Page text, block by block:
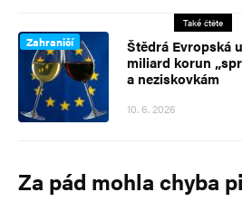
Také čtěte
Zahraničí
Štědrá Evropská
miliard korun
a neziskovkám
10. 6. 2026
Za pád mohla chyba